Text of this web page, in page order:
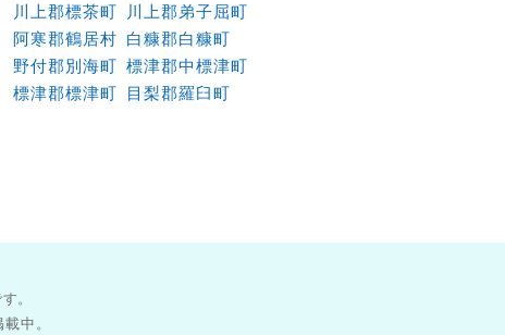
川上郡標茶町
川上郡弟子屈町
阿寒郡鶴居村 白糠郡白糠町
野付郡別海町 標津郡中標津町
標津郡標津町
目梨郡羅臼町
。
中。